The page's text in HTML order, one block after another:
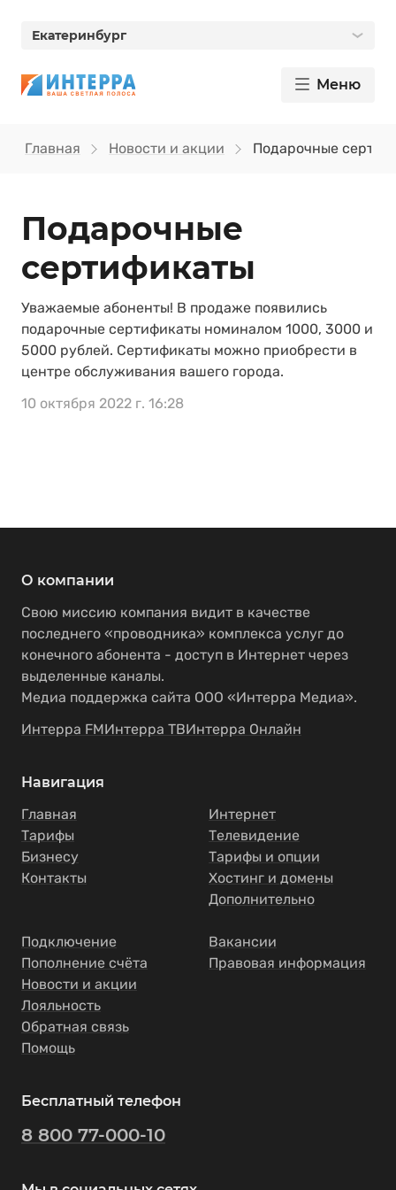
Екатеринбург
Меню
Главная Новости и акции Подарочные
Подарочные
сертификаты
Уважаемые абоненты! В продаже появились
подарочные сертификаты номиналом 1000, 3000 и
5000 рублей. Сертификаты можно приобрести в
центре обслуживания вашего города.
10 октября 2022 г. 16:28
О компании
Свою миссию компания видит в качестве
последнего «проводника» комплекса услуг до
конечного абонента - доступ в Интернет через
выделенные каналы.
Медиа поддержка сайта ООО «Интерра Медиа».
Интерра FMИнтерра ТВИнтерра Онлайн
Навигация
Главная
Тарифы
Бизнесу
Контакты
Интернет
Телевидение
Тарифы и опции
Хостинг и домены
Дополнительно
Подключение
Пополнение счёта
Новости и акции
Лояльность
Обратная связь
Помощь
Вакансии
Правовая информация
Бесплатный телефон
8 800 77-000-10